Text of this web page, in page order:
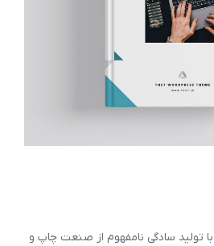
تولید سادگی نامفهوم از صنعت چاپ و